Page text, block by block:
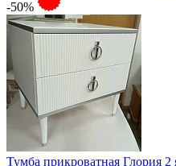
-50%
Тумба прикроватная